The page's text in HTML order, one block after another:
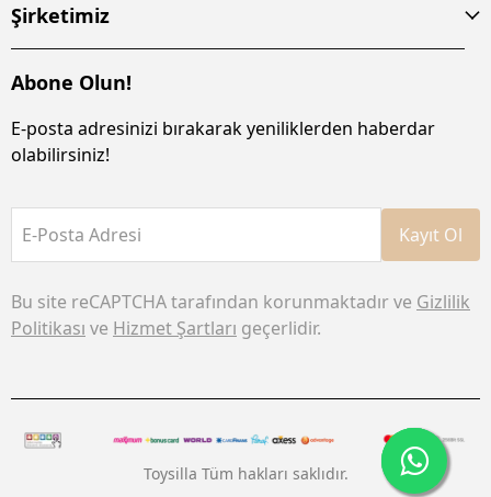
Şirketimiz
Abone Olun!
E-posta adresinizi bırakarak yeniliklerden haberdar
olabilirsiniz!
E-Posta Adresi Kayıt Ol
Bu site reCAPTCHA tarafından korunmaktadır ve Gizlilik
Politikası ve Hizmet Şartları geçerlidir.
Toysilla Tüm hakları saklıdır.